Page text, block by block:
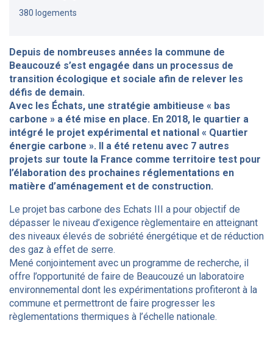
380 logements
Depuis de nombreuses années la commune de
Beaucouzé s’est engagée dans un processus de
transition écologique et sociale afin de relever les
défis de demain.
Avec les Échats, une stratégie ambitieuse « bas
carbone » a été mise en place. En 2018, le quartier a
intégré le projet expérimental et national « Quartier
énergie carbone ». Il a été retenu avec 7 autres
projets sur toute la France comme territoire test pour
l’élaboration des prochaines réglementations en
matière d’aménagement et de construction.
Le projet bas carbone des Echats III a pour objectif de
dépasser le niveau d’exigence règlementaire en atteignant
des niveaux élevés de sobriété énergétique et de réduction
des gaz à effet de serre.
Mené conjointement avec un programme de recherche, il
offre l’opportunité de faire de Beaucouzé un laboratoire
environnemental dont les expérimentations profiteront à la
commune et permettront de faire progresser les
règlementations thermiques à l’échelle nationale.